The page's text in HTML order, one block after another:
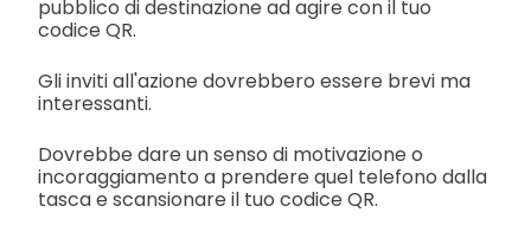
pubblico di destinazione ad agire con il tuo
codice QR.
Gli inviti all'azione dovrebbero essere brevi ma
interessanti.
Dovrebbe dare un senso di motivazione o
incoraggiamento a prendere quel telefono dalla
tasca e scansionare il tuo codice QR.